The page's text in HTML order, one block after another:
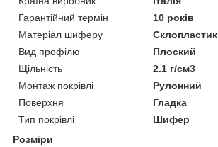
Гарантійний термін
10 років
Матеріал шиферу
Склопластик
Вид профілю
Плоский
Щільність
2.1 г/см3
Монтаж покрівлі
Рулонний
Поверхня
Гладка
Тип покрівлі
Шифер
Розміри